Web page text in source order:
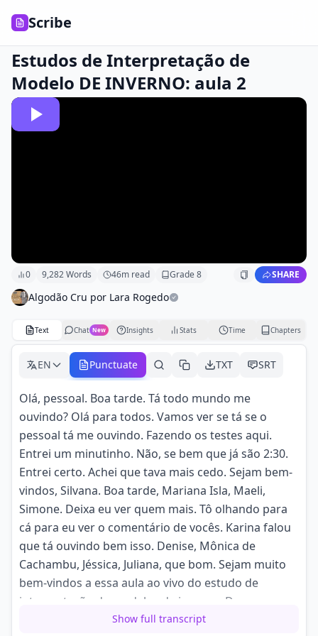
Scribe
Estudos de Interpretação de
Modelo DE INVERNO: aula 2
0 9,282Words 46m read Grade8 SHARE
Algodão Cru por Lara Rogedo
Text Chat New Insights Stats Time Chapters
EN Punctuate TXT SRT
Olá, pessoal. Boa tarde. Tá todo mundo me
ouvindo? Olá para todos. Vamos ver se tá se o
pessoal tá me ouvindo. Fazendo os testes aqui.
Entrei um minutinho. Não, se bem que já são 2:30.
Entrei certo. Achei que tava mais cedo. Sejam bem-
vindos, Silvana. Boa tarde, Mariana Isla, Maeli,
Simone. Deixa eu ver quem mais. Tô olhando para
cá para eu ver o comentário de vocês. Karina falou
que tá ouvindo bem isso. Denise, Mônica de
Cachambu, Jéssica, Juliana, que bom. Sejam muito
bem-vindos a essa aula ao vivo do estudo de
interpretação de modelos de inverno. De
seis em seis meses eu faço esse evento e é sempre
Show full transcript